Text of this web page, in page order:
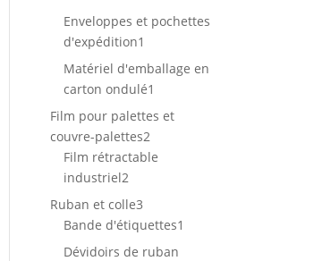
produit
Enveloppes et pochettes
d'expédition1
produit
Matériel d'emballage en
carton ondulé1
produit
Film pour palettes et
couvre-palettes2
produits
Film rétractable
industriel2
produits
Ruban et colle3
produits
Bande d'étiquettes1
Dévidoirs de ruban